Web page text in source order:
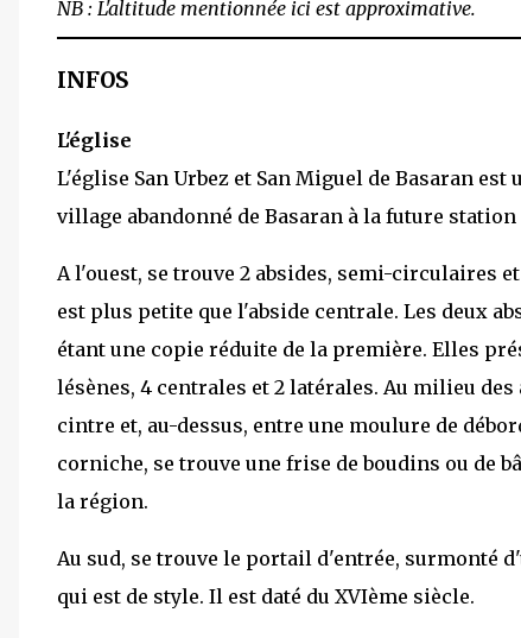
NB : L'altitude mentionnée ici est approximative.
INFOS
L'église
L'église San Urbez et San Miguel de Basaran
village abandonné de Basaran à la future
A l'ouest, se trouve 2 absides, semi-circulaires
est plus petite que l'abside centrale. Les deux
étant une copie réduite de la première. Elles
lésènes, 4 centrales et 2 latérales. Au milieu
cintre et, au-dessus, entre une moulure de
corniche, se trouve une frise de boudins ou de
la région.
Au sud, se trouve le portail d'entrée, surmonté
qui est de style. Il est daté du XVIème siècle.